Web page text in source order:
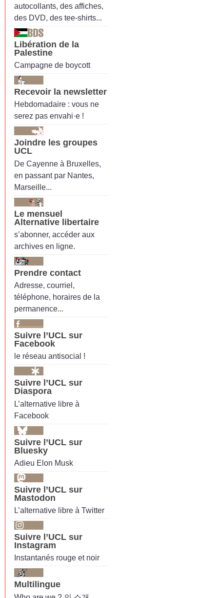
autocollants, des affiches,
des DVD, des tee-shirts...
Libération de la
Palestine
Campagne de boycott
Recevoir la newsletter
Hebdomadaire : vous ne
serez pas envahi·e !
Joindre les groupes
UCL
De Cayenne à Bruxelles,
en passant par Nantes,
Marseille...
Le mensuel
Alternative libertaire
s’abonner, accéder aux
archives en ligne.
Prendre contact
Adresse, courriel,
téléphone, horaires de la
permanence...
Suivre l’UCL sur
Facebook
le réseau antisocial !
Suivre l’UCL sur
Diaspora
L’alternative libre à
Facebook
Suivre l’UCL sur
Bluesky
Adieu Elon Musk
Suivre l’UCL sur
Mastodon
L’alternative libre à Twitter
Suivre l’UCL sur
Instagram
Instantanés rouge et noir
Multilingue